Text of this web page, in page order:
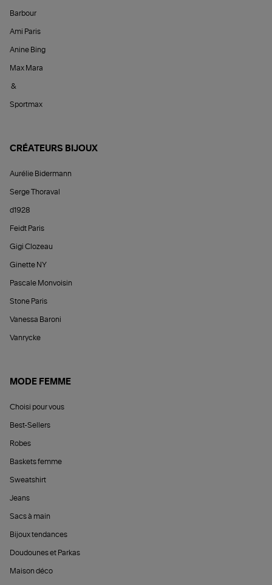
Barbour
Ami Paris
Anine Bing
Max Mara
&
Sportmax
CRÉATEURS BIJOUX
Aurélie Bidermann
Serge Thoraval
d1928
Feidt Paris
Gigi Clozeau
Ginette NY
Pascale Monvoisin
Stone Paris
Vanessa Baroni
Vanrycke
MODE FEMME
Choisi pour vous
Best-Sellers
Robes
Baskets femme
Sweatshirt
Jeans
Sacs à main
Bijoux tendances
Doudounes et Parkas
Maison déco